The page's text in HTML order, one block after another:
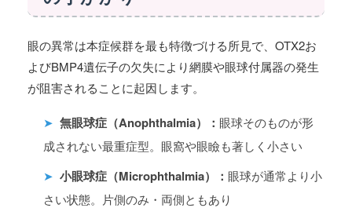
眼の異常は本症候群を最も特徴づける所見で、OTX2お
よびBMP4遺伝子の欠失により網膜や眼球付属器の発生
が阻害されることに起因します。
➤ 無眼球症（Anophthalmia）： 眼球そのものが形
成されない最重症型。眼窩や眼瞼も著しく小さい
➤ 小眼球症（Microphthalmia）： 眼球が通常より小
さい状態。片側のみ・両側ともあり